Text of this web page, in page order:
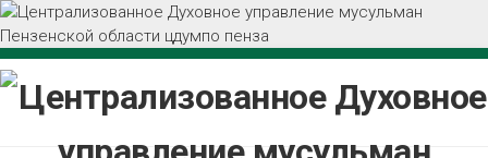
Перейти
к
содержанию